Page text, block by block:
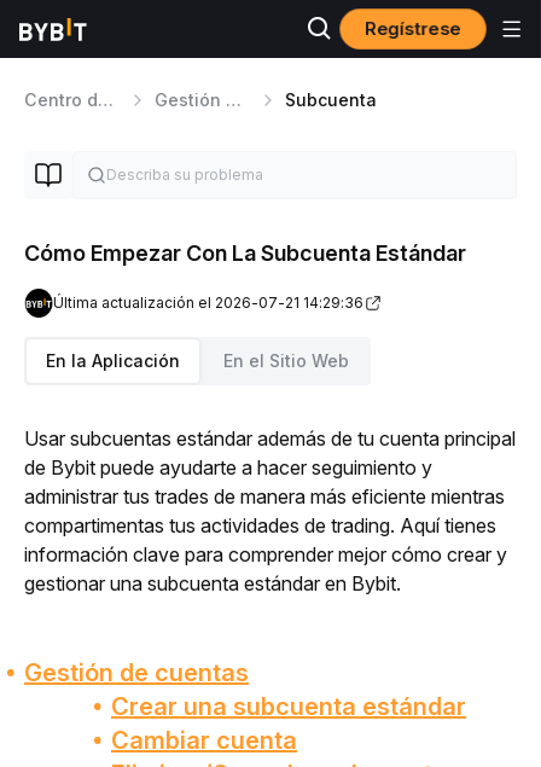
Regístrese
Centro de ayuda Gestión de cuentas Subcuenta
Cómo Empezar Con La Subcuenta Estándar
Última actualización el 2026-07-21 14:29:36
En la Aplicación En el Sitio Web
Usar subcuentas estándar además de tu cuenta principal
de Bybit puede ayudarte a hacer seguimiento y
administrar tus trades de manera más eficiente mientras
compartimentas tus actividades de trading. Aquí tienes
información clave para comprender mejor cómo crear y
gestionar una subcuenta estándar en Bybit.
Gestión de cuentas
Crear una subcuenta estándar
Cambiar cuenta